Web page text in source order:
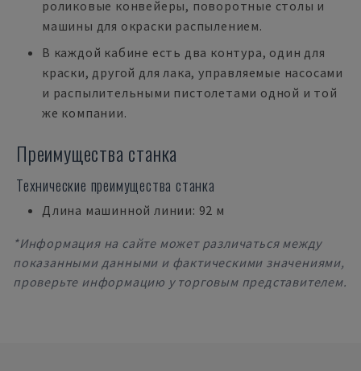
роликовые конвейеры, поворотные столы и
машины для окраски распылением.
В каждой кабине есть два контура, один для
краски, другой для лака, управляемые насосами
и распылительными пистолетами одной и той
же компании.
Преимущества станка
Технические преимущества станка
Длина машинной линии: 92 м
*Информация на сайте может различаться между
показанными данными и фактическими значениями,
проверьте информацию у торговым представителем.